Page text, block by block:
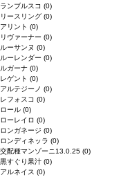
ランブルスコ (0)
リースリング (0)
アリント (0)
リヴァーナー (0)
ルーサンヌ (0)
ルーレンダー (0)
ルガーナ (0)
レゲント (0)
アルテジーノ (0)
レフォスコ (0)
ロール (0)
ローレイロ (0)
ロンガネージ (0)
ロンディネッラ (0)
交配種マンゾーニ13.0.25 (0)
黒すぐり果汁 (0)
アルネイス (0)